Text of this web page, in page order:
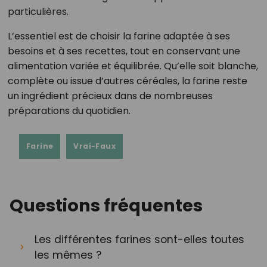
particulières.
L’essentiel est de choisir la farine adaptée à ses
besoins et à ses recettes, tout en conservant une
alimentation variée et équilibrée. Qu’elle soit blanche,
complète ou issue d’autres céréales, la farine reste
un ingrédient précieux dans de nombreuses
préparations du quotidien.
Farine Vrai-Faux
Questions fréquentes
Les différentes farines sont-elles toutes
les mêmes ?